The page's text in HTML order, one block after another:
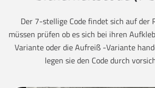
Der 7-stellige Code findet sich auf
müssen prüfen ob es sich bei ihren
Variante oder die Aufreiß -Variante
legen sie den Code durch